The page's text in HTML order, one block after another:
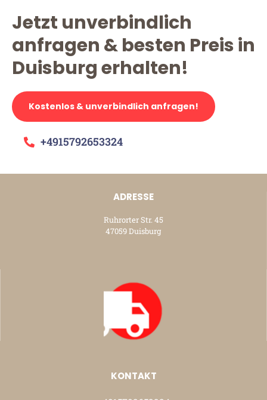
Jetzt unverbindlich
anfragen & besten Preis in
Duisburg erhalten!
Kostenlos & unverbindlich anfragen!
+4915792653324
ADRESSE
Ruhrorter Str. 45
47059 Duisburg
KONTAKT